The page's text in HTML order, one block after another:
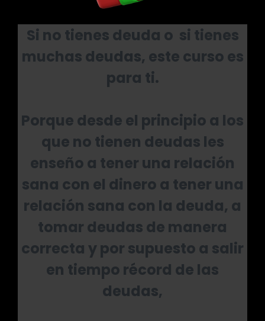
Si no tienes deuda o si tienes
muchas deudas, este curso es
para ti.
Porque desde el principio a los
que no tienen deudas les
enseño a tener una relación
sana con el dinero a tener una
relación sana con la deuda, a
tomar deudas de manera
correcta y por supuesto a salir
en tiempo récord de las
deudas,